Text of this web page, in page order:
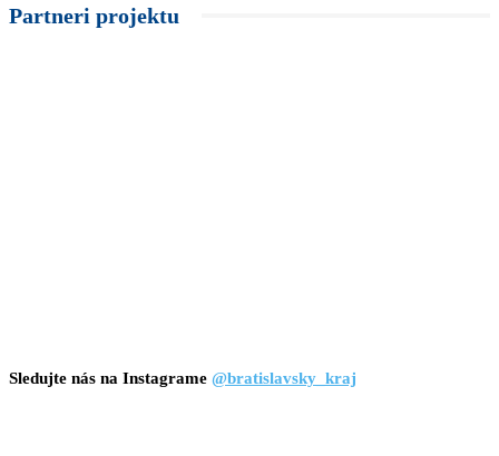
Partneri projektu
Sledujte nás na Instagrame @bratislavsky_kraj